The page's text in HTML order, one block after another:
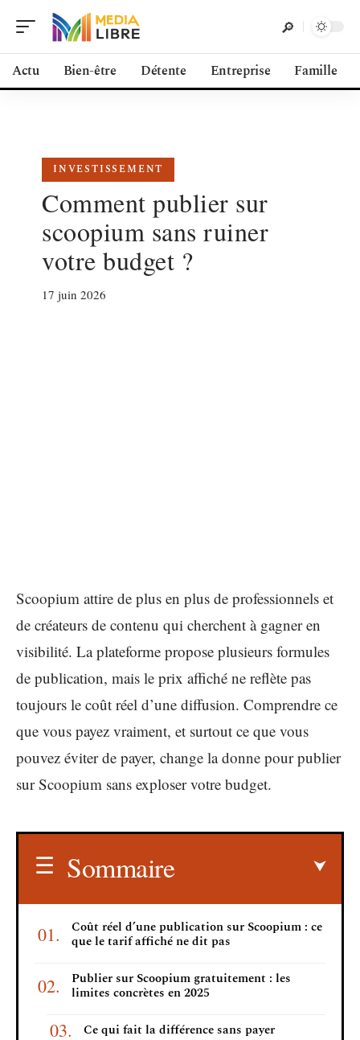
Actu Bien-être Détente Entreprise Famille
INVESTISSEMENT
Comment publier sur
scoopium sans ruiner
votre budget ?
17 juin 2026
Scoopium attire de plus en plus de professionnels et
de créateurs de contenu qui cherchent à gagner en
visibilité. La plateforme propose plusieurs formules
de publication, mais le prix affiché ne reflète pas
toujours le coût réel d’une diffusion. Comprendre ce
que vous payez vraiment, et surtout ce que vous
pouvez éviter de payer, change la donne pour publier
sur Scoopium sans exploser votre budget.
Sommaire
Coût réel d’une publication sur Scoopium : ce
que le tarif affiché ne dit pas
Publier sur Scoopium gratuitement : les
limites concrètes en 2025
Ce qui fait la différence sans payer